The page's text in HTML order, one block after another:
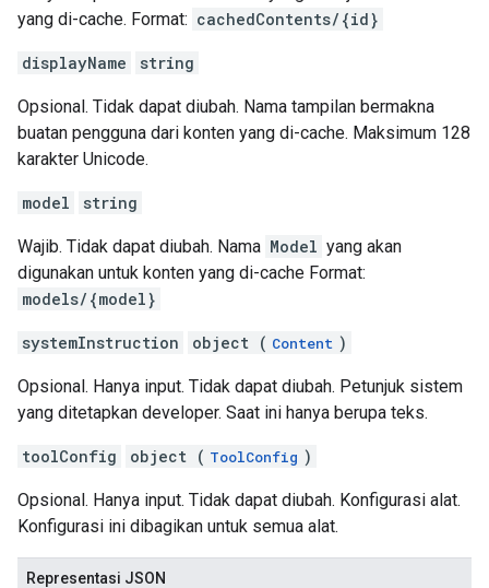
yang di-cache. Format: cachedContents/{id}
displayName string
Opsional. Tidak dapat diubah. Nama tampilan bermakna
buatan pengguna dari konten yang di-cache. Maksimum 128
karakter Unicode.
model string
Wajib. Tidak dapat diubah. Nama Model yang akan
digunakan untuk konten yang di-cache Format:
models/{model}
systemInstruction object ( Content )
Opsional. Hanya input. Tidak dapat diubah. Petunjuk sistem
yang ditetapkan developer. Saat ini hanya berupa teks.
toolConfig object ( ToolConfig )
Opsional. Hanya input. Tidak dapat diubah. Konfigurasi alat.
Konfigurasi ini dibagikan untuk semua alat.
Representasi JSON